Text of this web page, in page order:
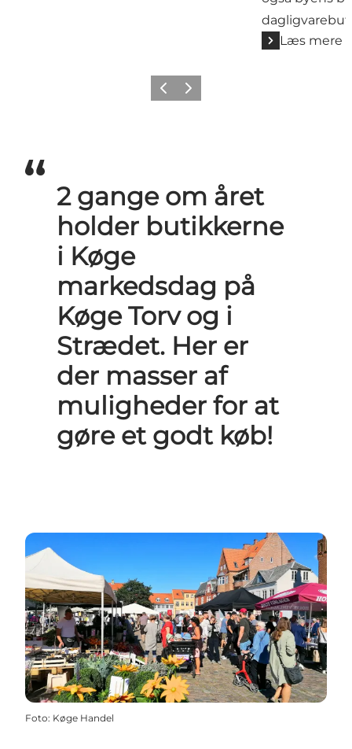
Læs mere
Forrige billede
Næste billede
2 gange om året
holder butikkerne
i Køge
markedsdag på
Køge Torv og i
Strædet. Her er
der masser af
muligheder for at
gøre et godt køb!
Foto: Køge Handel